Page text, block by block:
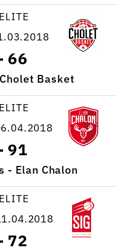
66
Basket
91
- Elan Chalon
72